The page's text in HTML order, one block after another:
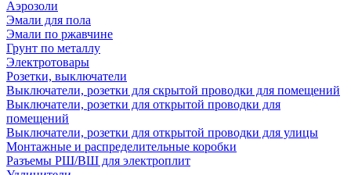
Аэрозоли
Эмали для пола
Эмали по ржавчине
Грунт по металлу
Электротовары
Розетки, выключатели
Выключатели, розетки для скрытой проводки для помещений
Выключатели, розетки для открытой проводки для
помещений
Выключатели, розетки для открытой проводки для улицы
Монтажные и распределительные коробки
Разъемы РШ/ВШ для электроплит